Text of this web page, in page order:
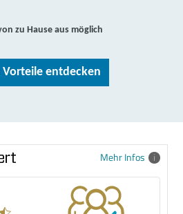
zu Hause aus möglich
Vorteile entdecken
Mehr Infos